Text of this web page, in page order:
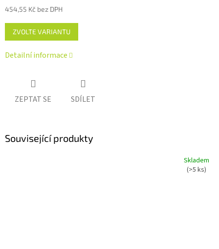
454,55 Kč bez DPH
Měrná
cena:
ZVOLTE VARIANTU
Detailní informace
ZEPTAT SE SDÍLET
Související produkty
Skladem
(>5 ks)